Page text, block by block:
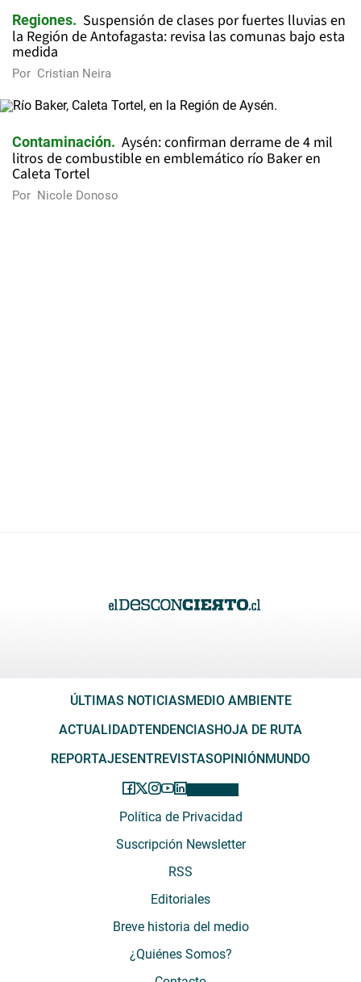
Regiones
Suspensión de clases por fuertes lluvias en
la Región de Antofagasta: revisa las comunas bajo esta
medida
Por Cristian Neira
Contaminación
Aysén: confirman derrame de 4 mil
litros de combustible en emblemático río Baker en
Caleta Tortel
Por Nicole Donoso
ÚLTIMAS NOTICIASMEDIO AMBIENTE
ACTUALIDADTENDENCIASHOJA DE RUTA
REPORTAJESENTREVISTASOPINIÓNMUNDO
Política de Privacidad
Suscripción Newsletter
RSS
Editoriales
Breve historia del medio
¿Quiénes Somos?